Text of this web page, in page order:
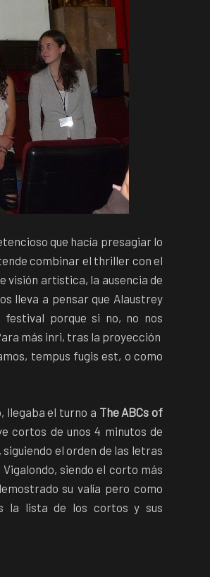
que hacía presagiar lo
combinar el thriller con el
visión artística, la ausencia de
lleva a pensar que Alaustrey
porque si no, no nos
más inri, tras la proyección
tempus fugis est, o como
llegaba el turno a The ABCs of
cortos de unos 4 minutos de
el orden de las letras
siendo el corto más
su valía pero como
la lista de los cortos y sus